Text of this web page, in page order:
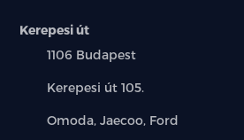
Kerepesi út
Település:
1106 Budapest
Cím:
Kerepesi út 105.
Márkák:
Omoda, Jaecoo, Ford